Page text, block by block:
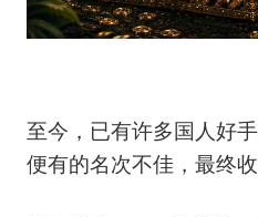
至今，已有许多国人好
便有的名次不佳，最终